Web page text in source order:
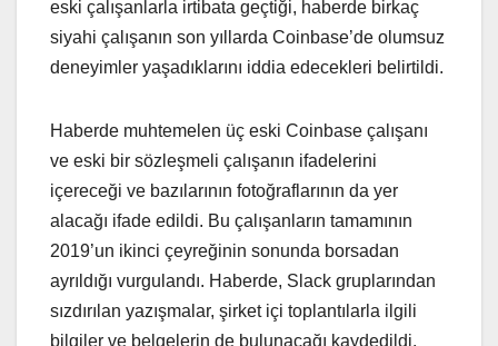
eski çalışanlarla irtibata geçtiği, haberde birkaç
siyahi çalışanın son yıllarda Coinbase’de olumsuz
deneyimler yaşadıklarını iddia edecekleri belirtildi.
Haberde muhtemelen üç eski Coinbase çalışanı
ve eski bir sözleşmeli çalışanın ifadelerini
içereceği ve bazılarının fotoğraflarının da yer
alacağı ifade edildi. Bu çalışanların tamamının
2019’un ikinci çeyreğinin sonunda borsadan
ayrıldığı vurgulandı. Haberde, Slack gruplarından
sızdırılan yazışmalar, şirket içi toplantılarla ilgili
bilgiler ve belgelerin de bulunacağı kaydedildi.